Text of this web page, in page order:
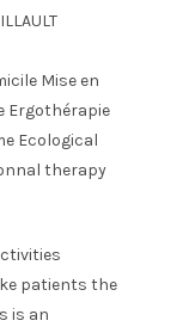
Mise en
Ergothérapie
Ecological
therapy
patients the
is an